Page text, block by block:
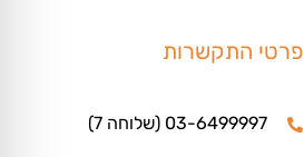
פרטי התקשרות
03-6499997 (שלוחה 7)